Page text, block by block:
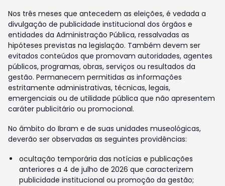
Nos três meses que antecedem as eleições, é vedada a
divulgação de publicidade institucional dos órgãos e
entidades da Administração Pública, ressalvadas as
hipóteses previstas na legislação. Também devem ser
evitados conteúdos que promovam autoridades, agentes
públicos, programas, obras, serviços ou resultados da
gestão. Permanecem permitidas as informações
estritamente administrativas, técnicas, legais,
emergenciais ou de utilidade pública que não apresentem
caráter publicitário ou promocional.
No âmbito do Ibram e de suas unidades museológicas,
deverão ser observadas as seguintes providências:
ocultação temporária das notícias e publicações
anteriores a 4 de julho de 2026 que caracterizem
publicidade institucional ou promoção da gestão;